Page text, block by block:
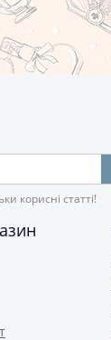
корисні статті!